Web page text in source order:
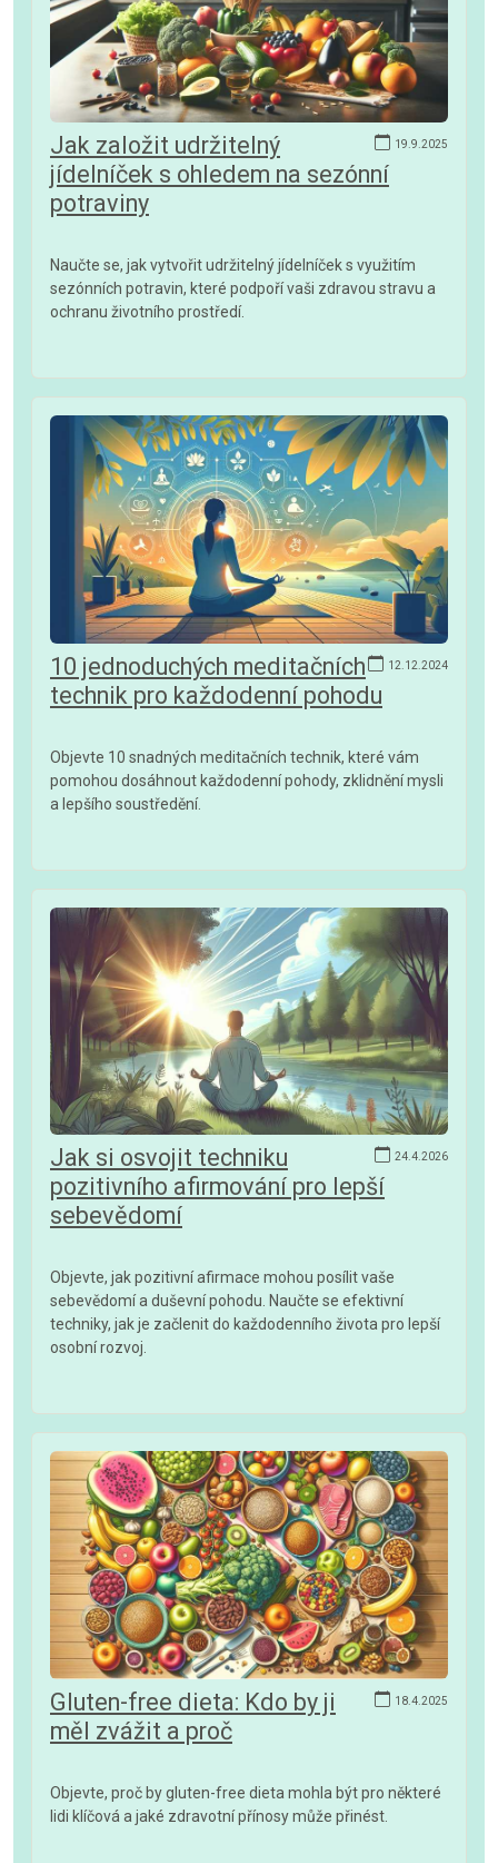
19.9.2025
Jak založit udržitelný
jídelníček s ohledem na sezónní
potraviny
Naučte se, jak vytvořit udržitelný jídelníček s využitím
sezónních potravin, které podpoří vaši zdravou stravu a
ochranu životního prostředí.
12.12.2024
10 jednoduchých meditačních
technik pro každodenní pohodu
Objevte 10 snadných meditačních technik, které vám
pomohou dosáhnout každodenní pohody, zklidnění mysli
a lepšího soustředění.
24.4.2026
Jak si osvojit techniku
pozitivního afirmování pro lepší
sebevědomí
Objevte, jak pozitivní afirmace mohou posílit vaše
sebevědomí a duševní pohodu. Naučte se efektivní
techniky, jak je začlenit do každodenního života pro lepší
osobní rozvoj.
18.4.2025
Gluten-free dieta: Kdo by ji
měl zvážit a proč
Objevte, proč by gluten-free dieta mohla být pro některé
lidi klíčová a jaké zdravotní přínosy může přinést.